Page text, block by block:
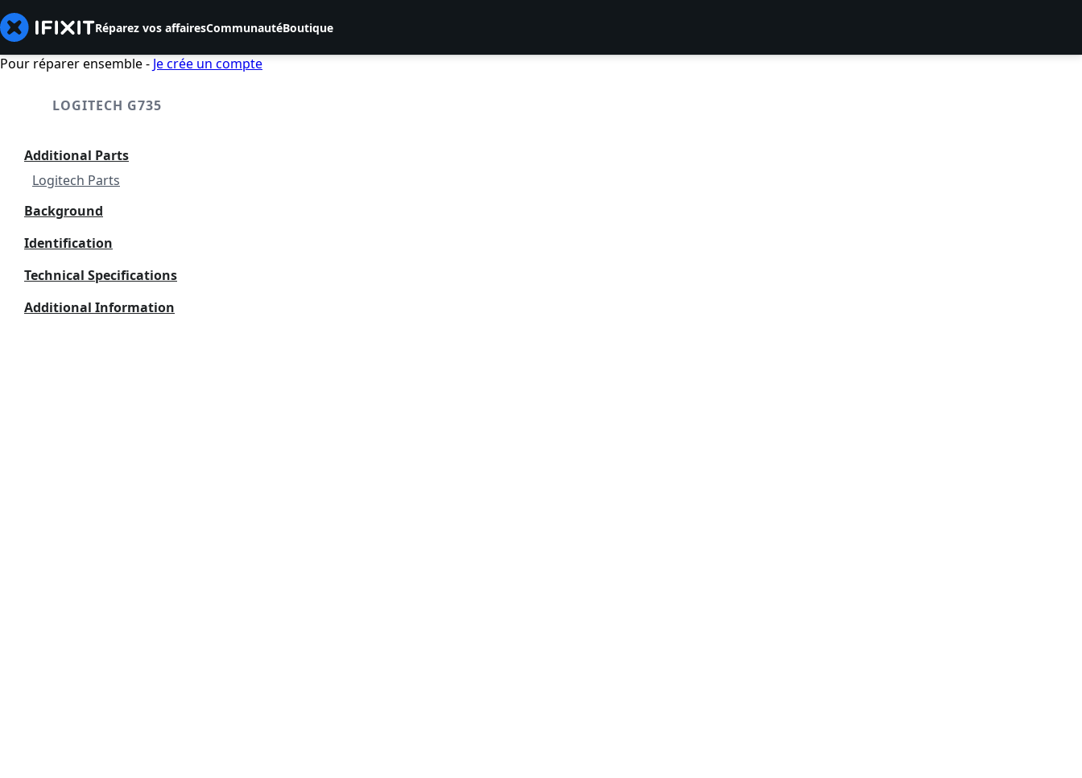
Réparez vos affairesCommunautéBoutique
Pour réparer ensemble - Je crée un compte
LOGITECH G735
Additional Parts
Logitech Parts
Background
Identification
Technical Specifications
Additional Information